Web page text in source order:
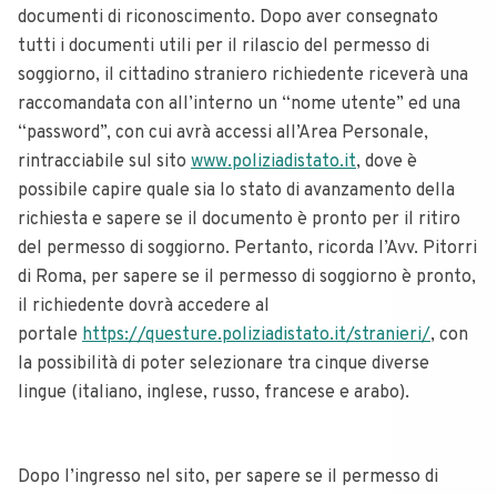
documenti di riconoscimento. Dopo aver consegnato
tutti i documenti utili per il rilascio del permesso di
soggiorno, il cittadino straniero richiedente riceverà una
raccomandata con all’interno un “nome utente” ed una
“password”, con cui avrà accessi all’Area Personale,
rintracciabile sul sito www.poliziadistato.it, dove è
possibile capire quale sia lo stato di avanzamento della
richiesta e sapere se il documento è pronto per il ritiro
del permesso di soggiorno. Pertanto, ricorda l’Avv. Pitorri
di Roma, per sapere se il permesso di soggiorno è pronto,
il richiedente dovrà accedere al
portale https://questure.poliziadistato.it/stranieri/, con
la possibilità di poter selezionare tra cinque diverse
lingue (italiano, inglese, russo, francese e arabo).
Dopo l’ingresso nel sito, per sapere se il permesso di